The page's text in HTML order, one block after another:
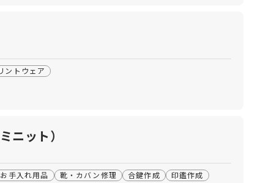
ントウェア
ニット）
お手入れ用品 靴・カバン修理 合鍵作成
印鑑作成